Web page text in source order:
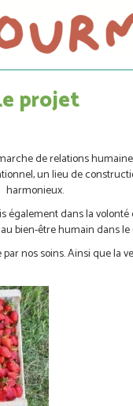
projet
de relations
un lieu de
harmonieux.
également dans la
bien-être humain dans
nos soins. Ainsi que la